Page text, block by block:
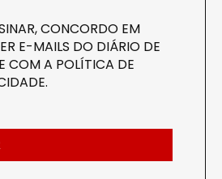
CONCORDO EM
E-MAILS DO DIÁRIO DE
COM A POLÍTICA DE
.